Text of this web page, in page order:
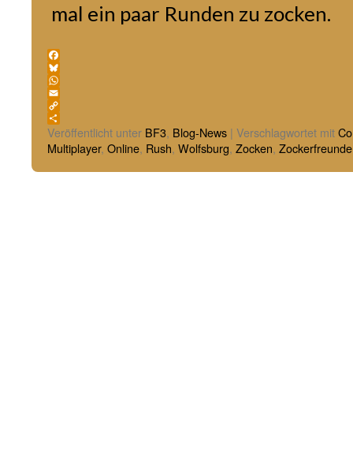
mal ein paar Runden zu zocken.
Facebook
Bluesky
WhatsApp
Email
Copy
Link
Teilen
Veröffentlicht unter BF3, Blog-News | Verschlagwortet mit
Multiplayer, Online, Rush, Wolfsburg, Zocken, Zockerfreunde